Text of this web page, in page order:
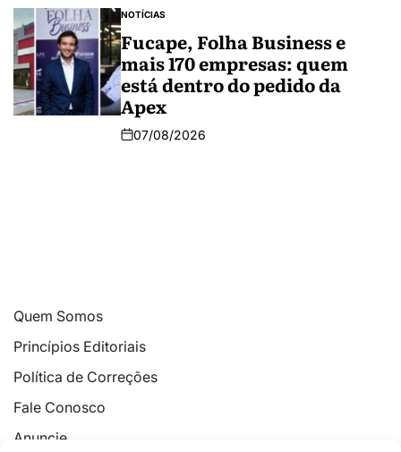
NOTÍCIAS
Fucape, Folha Business e
mais 170 empresas: quem
está dentro do pedido da
Apex
07/08/2026
Quem Somos
Princípios Editoriais
Política de Correções
Fale Conosco
Anuncie